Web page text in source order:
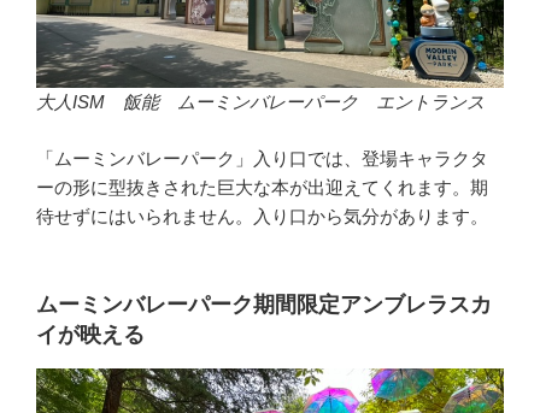
大人ISM 飯能 ムーミンバレーパーク エントランス
「ムーミンバレーパーク」入り口では、登場キャラクタ
ーの形に型抜きされた巨大な本が出迎えてくれます。期
待せずにはいられません。入り口から気分があります。
ムーミンバレーパーク期間限定アンブレラスカ
イが映える